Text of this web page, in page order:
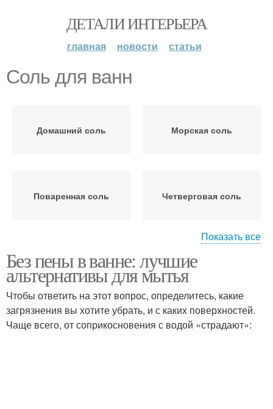
ДЕТАЛИ ИНТЕРЬЕРА
главная новости статьи
Соль для ванн
Домашний соль Морская соль
Поваренная соль Четверговая соль
Пена для ванн Пены для ванн
Показать все
Без пены в ванне: лучшие
альтернативы для мытья
Чтобы ответить на этот вопрос, определитесь, какие
загрязнения вы хотите убрать, и с каких поверхностей.
Чаще всего, от соприкосновения с водой «страдают»: